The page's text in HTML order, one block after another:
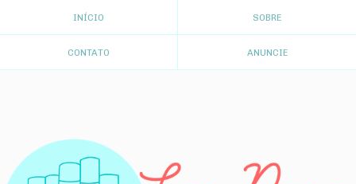
INÍCIO SOBRE
CONTATO ANUNCIE